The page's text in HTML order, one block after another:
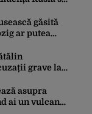
găsită
ar putea
grave la
complet
consilier
asupra
ai un vulcan